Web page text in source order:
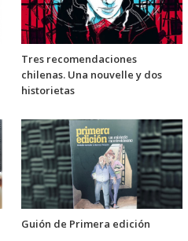
Tres recomendaciones
chilenas. Una nouvelle y dos
historietas
Guión de Primera edición